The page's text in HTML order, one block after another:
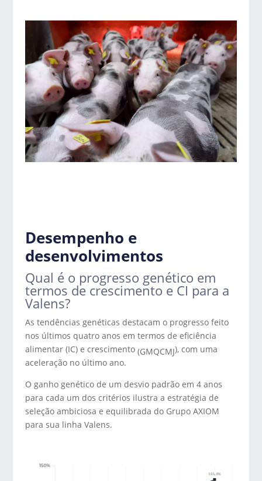
Desempenho e
desenvolvimentos
Qual é o progresso genético em
termos de crescimento e CI para a
Valens?
As tendências genéticas destacam o progresso feito
nos últimos quatro anos em termos de eficiência
alimentar (IC) e crescimento (GMQCMJ), com uma
aceleração no último ano.
O ganho genético de um desvio padrão em 4 anos
para cada um dos critérios ilustra a estratégia de
seleção ambiciosa e equilibrada do Grupo AXIOM
para sua linha Valens.